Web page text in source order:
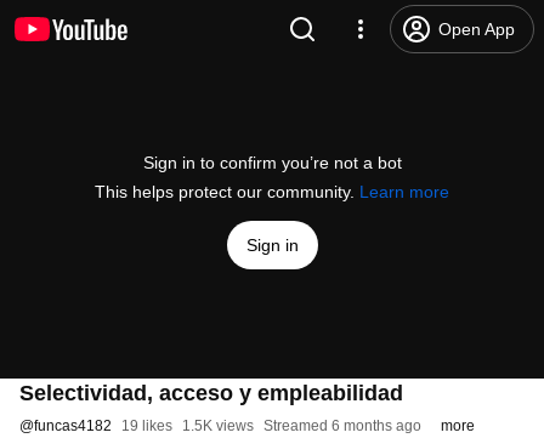
Open App
Sign in to confirm you’re not a bot
This helps protect our community. Learn more
Sign in
Selectividad, acceso y empleabilidad
@funcas4182 19 likes 1.5K views Streamed 6 months ago more